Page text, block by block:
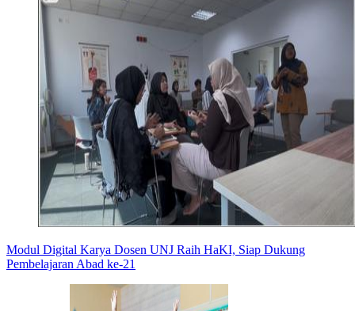
Modul Digital Karya Dosen UNJ Raih HaKI, Siap Dukung
Pembelajaran Abad ke-21